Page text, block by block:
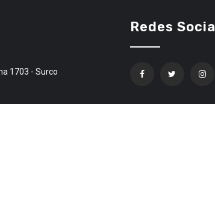
1703 - Surco
Redes